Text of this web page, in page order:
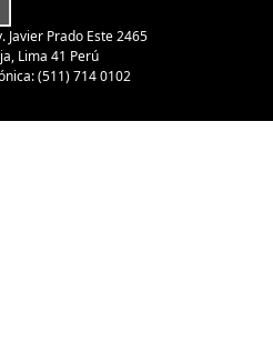
Javier Prado Este 2465
Lima 41 Perú
(511) 714 0102